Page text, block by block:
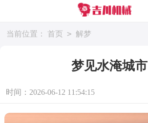
当前位置： 首页 > 解梦
梦见水淹城市
时间：2026-06-12 11:54:15